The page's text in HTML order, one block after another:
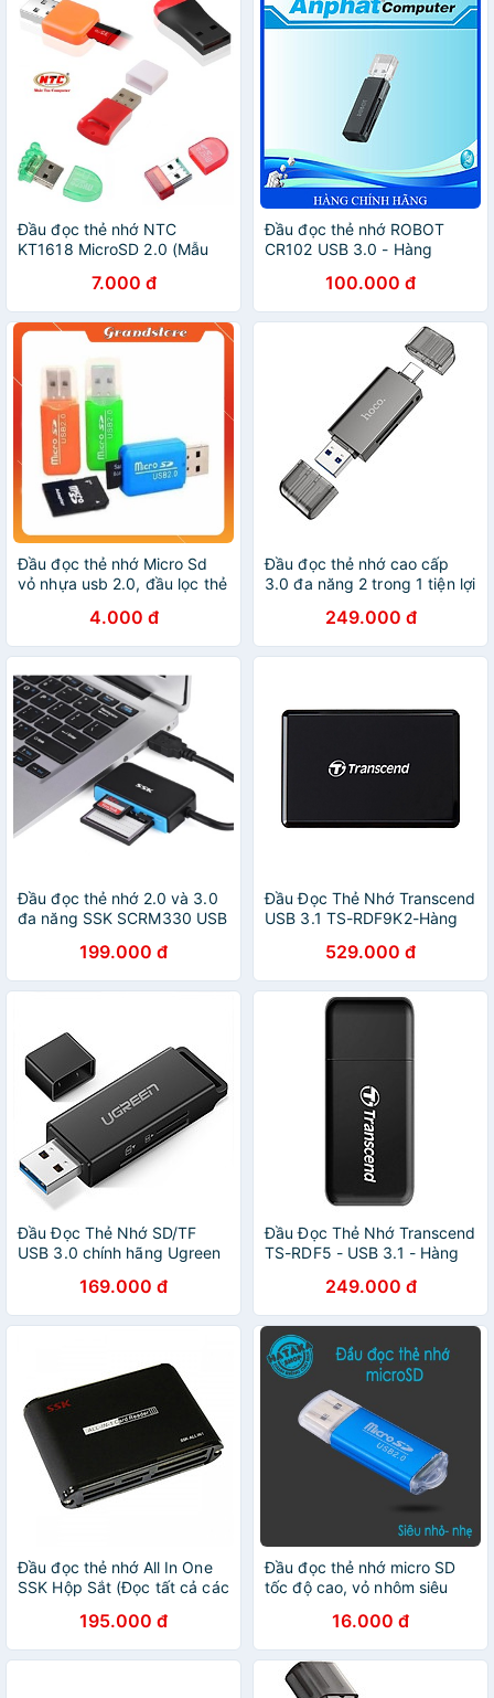
Đầu đọc thẻ nhớ NTC
KT1618 MicroSD 2.0 (Mẫu
7.000 đ
Đầu đọc thẻ nhớ ROBOT
CR102 USB 3.0 - Hàng
100.000 đ
Đầu đọc thẻ nhớ Micro Sd
vỏ nhựa usb 2.0, đầu lọc thẻ
nhí nhiều màu4.000 đ
Đầu đọc thẻ nhớ cao cấp
3.0 đa năng 2 trong 1 tiện lợi
đọc thẻ camera, máy ảnh
đọc thẻ SD+TF3.0- Hàng
chính hãng
249.000 đ
Đầu đọc thẻ nhớ 2.0 và 3.0
đa năng SSK SCRM330 USB
199.000 đ
Đầu Đọc Thẻ Nhớ Transcend
USB 3.1 TS-RDF9K2-Hàng
529.000 đ
Đầu Đọc Thẻ Nhớ SD/TF
USB 3.0 chính hãng Ugreen
169.000 đ
Đầu Đọc Thẻ Nhớ Transcend
TS-RDF5 - USB 3.1 - Hàng
249.000 đ
Đầu đọc thẻ nhớ All In One
SSK Hộp Sắt (Đọc tất cả các
195.000 đ
Đầu đọc thẻ nhớ micro SD
tốc độ cao, vỏ nhôm siêu
16.000 đ